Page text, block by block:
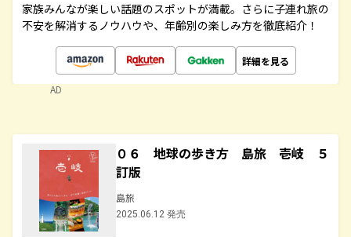
家族みんなが楽しい話題のスポットが満載。さらに子連れ旅の
不安を解消するノウハウや、年齢別の楽しみ方を徹底紹介！
詳細を見る
AD
０６ 地球の歩き方 島旅 壱岐 ５
訂版
島旅
2025.06.12 発売